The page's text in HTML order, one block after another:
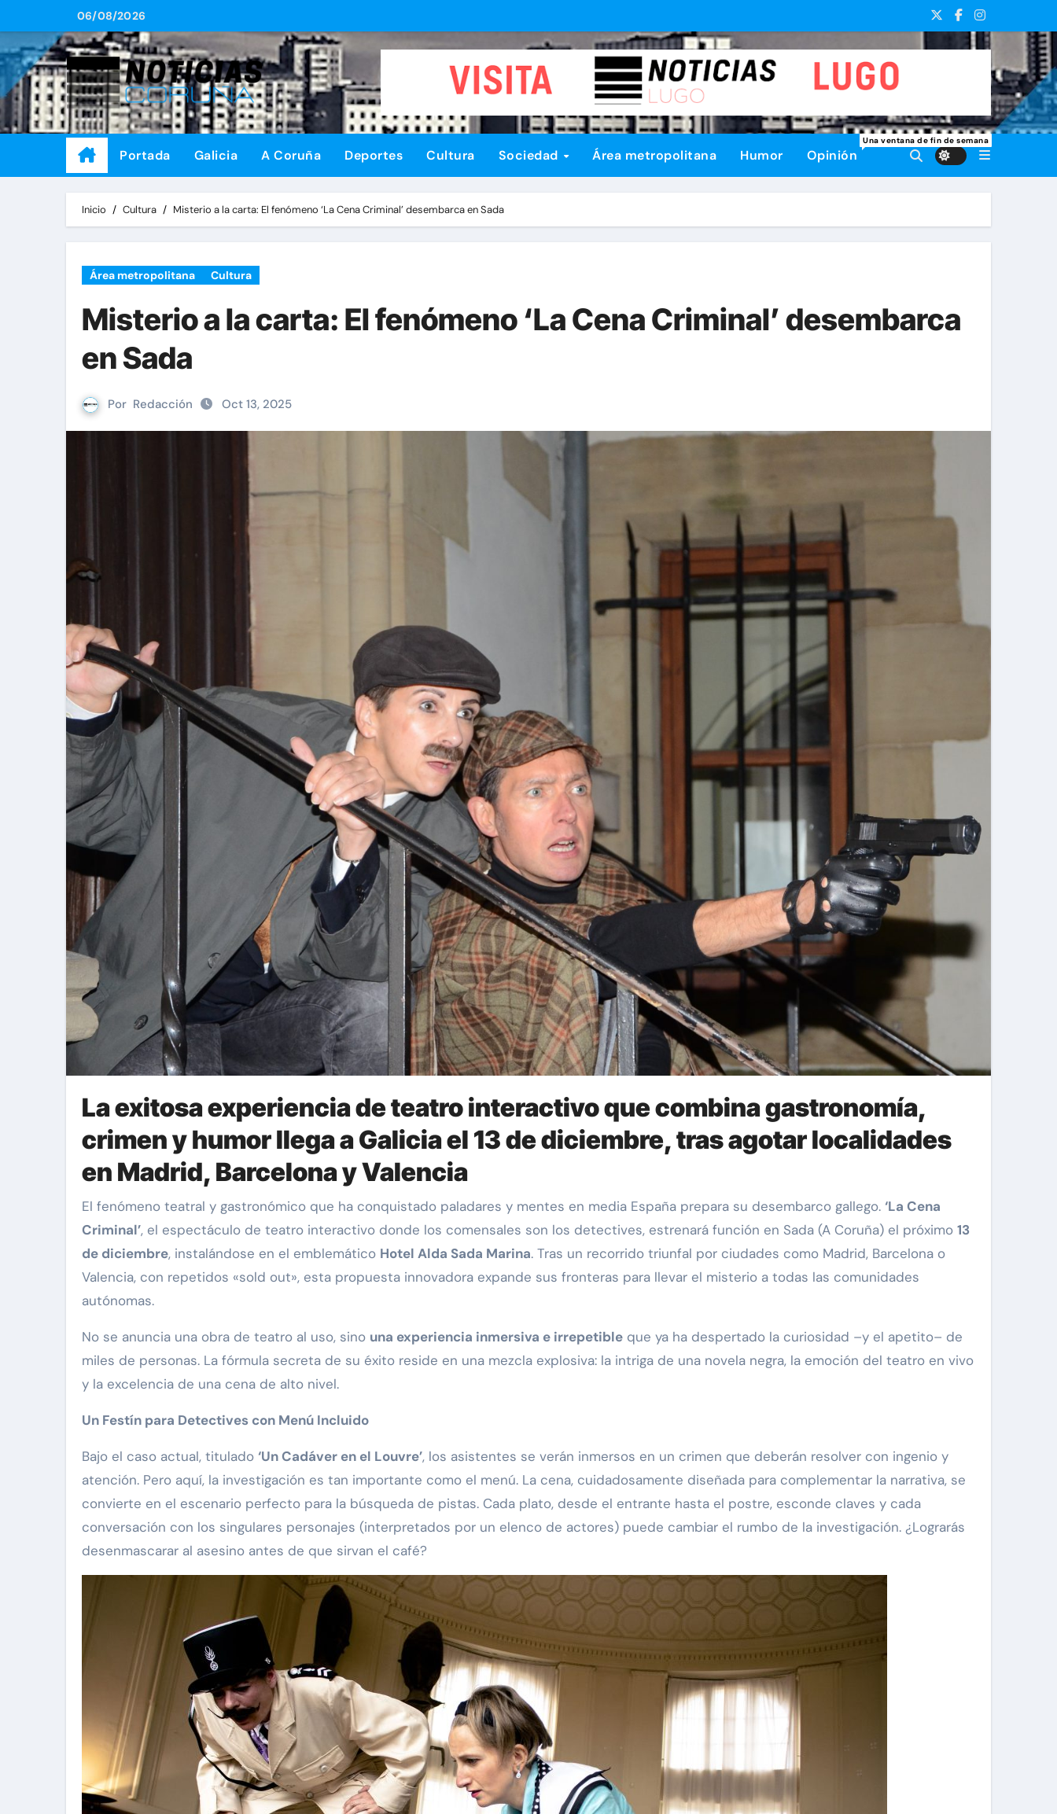
al
contenido
06/08/2026
Portada Galicia A Coruña Deportes Cultura Sociedad Área metropolitana Humor Opinión
Una ventana de fin de semana
Inicio Cultura Misterio a la carta: El fenómeno ‘La Cena Criminal’ desembarca en Sada
Área metropolitana Cultura
Misterio a la carta: El fenómeno ‘La Cena Criminal’ desembarca
en Sada
Por Redacción Oct 13, 2025
La exitosa experiencia de teatro interactivo que combina gastronomía,
crimen y humor llega a Galicia el 13 de diciembre, tras agotar localidades
en Madrid, Barcelona y Valencia
El fenómeno teatral y gastronómico que ha conquistado paladares y mentes en media España prepara su desembarco gallego. ‘La Cena
Criminal’, el espectáculo de teatro interactivo donde los comensales son los detectives, estrenará función en Sada (A Coruña) el próximo 13
de diciembre, instalándose en el emblemático Hotel Alda Sada Marina. Tras un recorrido triunfal por ciudades como Madrid, Barcelona o
Valencia, con repetidos «sold out», esta propuesta innovadora expande sus fronteras para llevar el misterio a todas las comunidades
autónomas.
No se anuncia una obra de teatro al uso, sino una experiencia inmersiva e irrepetible que ya ha despertado la curiosidad –y el apetito– de
miles de personas. La fórmula secreta de su éxito reside en una mezcla explosiva: la intriga de una novela negra, la emoción del teatro en vivo
y la excelencia de una cena de alto nivel.
Un Festín para Detectives con Menú Incluido
Bajo el caso actual, titulado ‘Un Cadáver en el Louvre’, los asistentes se verán inmersos en un crimen que deberán resolver con ingenio y
atención. Pero aquí, la investigación es tan importante como el menú. La cena, cuidadosamente diseñada para complementar la narrativa, se
convierte en el escenario perfecto para la búsqueda de pistas. Cada plato, desde el entrante hasta el postre, esconde claves y cada
conversación con los singulares personajes (interpretados por un elenco de actores) puede cambiar el rumbo de la investigación. ¿Lograrás
desenmascarar al asesino antes de que sirvan el café?